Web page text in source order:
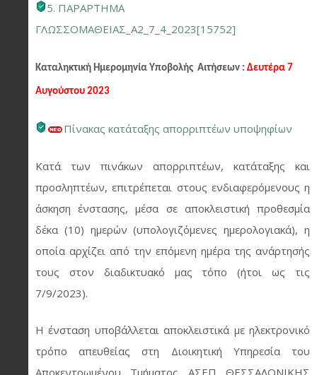
5. ΠΑΡΑΡΤΗΜΑ
ΓΛΩΣΣΟΜΑΘΕΙΑΣ_Α2_7_4_2023[15752]
Καταληκτική Ημερομηνία Υποβολής Αιτήσεων : Δευτέρα 7
Αυγούστου 2023
Πίνακας κατάταξης απορριπτέων υποψηφίων
Κατά των πινάκων απορριπτέων, κατάταξης και
προσληπτέων, επιτρέπεται στους ενδιαφερόμενους η
άσκηση ένστασης, μέσα σε αποκλειστική προθεσμία
δέκα (10) ημερών (υπολογιζόμενες ημερολογιακά), η
οποία αρχίζει από την επόμενη ημέρα της ανάρτησής
τους στον διαδικτυακό μας τόπο (ήτοι ως τις
7/9/2023).
Η ένσταση υποβάλλεται αποκλειστικά με ηλεκτρονικό
τρόπο απευθείας στη Διοικητική Υπηρεσία του
Αποκεντρωμένου Τμήματος ΑΣΕΠ ΘΕΣΣΑΛΟΝΙΚΗΣ